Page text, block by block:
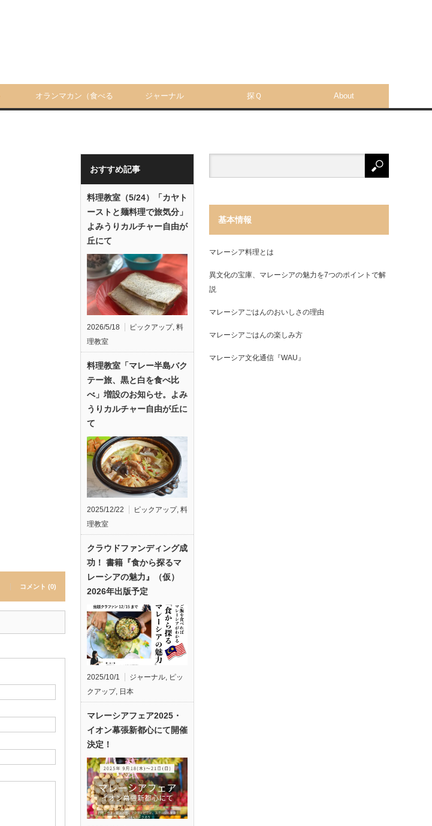
オランマカン（食べる ジャーナル 探Ｑ About
コメント (0)
おすすめ記事
料理教室（5/24）「カヤト
ーストと麺料理で旅気分」
よみうりカルチャー自由が
丘にて
2026/5/18 ピックアップ, 料
理教室
料理教室「マレー半島バク
テー旅、黒と白を食べ比
べ」増設のお知らせ。よみ
うりカルチャー自由が丘に
て
2025/12/22 ピックアップ, 料
理教室
クラウドファンディング成
功！ 書籍『食から探るマ
レーシアの魅力』（仮）
2026年出版予定
2025/10/1 ジャーナル, ピッ
クアップ, 日本
マレーシアフェア2025・
イオン幕張新都心にて開催
決定！
基本情報
マレーシア料理とは
異文化の宝庫、マレーシアの魅力を7つのポイントで解
説
マレーシアごはんのおいしさの理由
マレーシアごはんの楽しみ方
マレーシア文化通信『WAU』